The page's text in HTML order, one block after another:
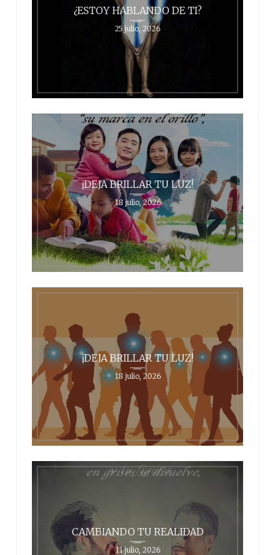
¿ESTOY HABLANDO DE TI?
25 julio, 2026
¡DEJA BRILLAR TU LUZ!
18 julio, 2026
¡DEJA BRILLAR TU LUZ!
18 julio, 2026
CAMBIANDO TU REALIDAD
11 julio, 2026